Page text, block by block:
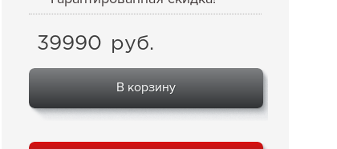
39990 руб.
В корзину